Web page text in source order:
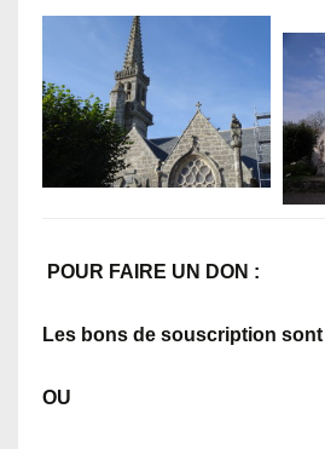
POUR FAIRE UN DON :
Les bons de souscription
OU